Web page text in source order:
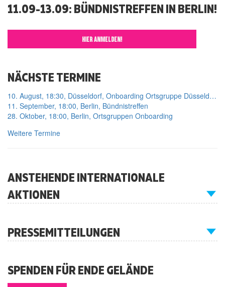
11.09-13.09: BÜNDNISTREFFEN IN BERLIN!
HIER ANMELDEN!
NÄCHSTE TERMINE
10. August, 18:30, Düsseldorf, Onboarding Ortsgruppe Düsseldorf
11. September, 18:00, Berlin, Bündnistreffen
28. Oktober, 18:00, Berlin, Ortsgruppen Onboarding
Weitere Termine
ANSTEHENDE INTERNATIONALE
AKTIONEN
PRESSEMITTEILUNGEN
SPENDEN FÜR ENDE GELÄNDE